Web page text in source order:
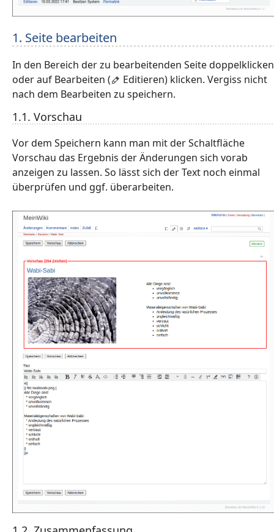
1. Seite bearbeiten
In den Bereich der zu bearbeitenden Seite doppelklicken
oder auf Bearbeiten (
Editieren) klicken. Vergiss nicht
nach dem Bearbeiten zu speichern.
1.1. Vorschau
Vor dem Speichern kann man mit der Schaltfläche
Vorschau das Ergebnis der Änderungen sich vorab
anzeigen zu lassen. So lässt sich der Text noch einmal
überprüfen und ggf. überarbeiten.